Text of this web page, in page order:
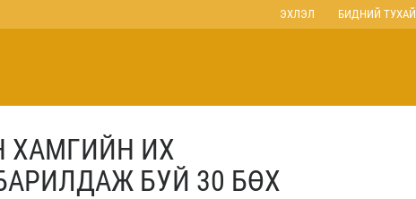
ЭХЛЭЛ БИДНИЙ ТУХАЙ
ХАМГИЙН ИХ
БУЙ 30 БӨХ